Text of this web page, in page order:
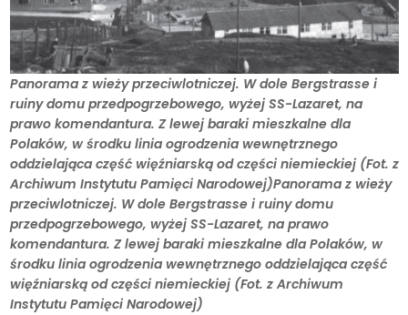
Panorama z wieży przeciwlotniczej. W dole Bergstrasse i
ruiny domu przedpogrzebowego, wyżej SS-Lazaret, na
prawo komendantura. Z lewej baraki mieszkalne dla
Polaków, w środku linia ogrodzenia wewnętrznego
oddzielająca część więźniarską od części niemieckiej (Fot. z
Archiwum Instytutu Pamięci Narodowej)Panorama z wieży
przeciwlotniczej. W dole Bergstrasse i ruiny domu
przedpogrzebowego, wyżej SS-Lazaret, na prawo
komendantura. Z lewej baraki mieszkalne dla Polaków, w
środku linia ogrodzenia wewnętrznego oddzielająca część
więźniarską od części niemieckiej (Fot. z Archiwum
Instytutu Pamięci Narodowej)